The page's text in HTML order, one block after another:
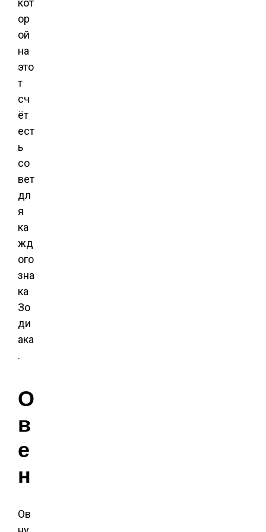
кот
ор
ой
на
это
т
сч
ёт
ест
ь
со
вет
дл
я
ка
жд
ого
зна
ка
Зо
ди
ака
.
О
в
е
н
Ов